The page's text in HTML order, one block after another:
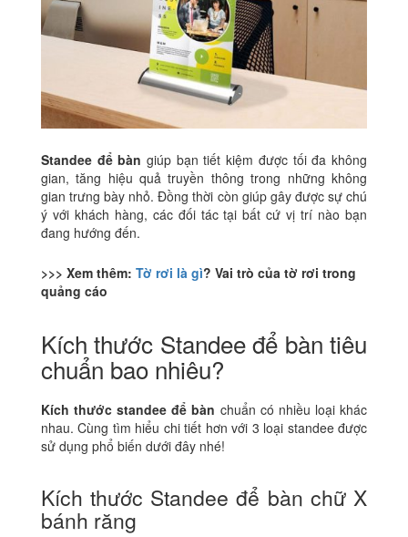
Standee để bàn giúp bạn tiết kiệm được tối đa không
gian, tăng hiệu quả truyền thông trong những không
gian trưng bày nhỏ. Đồng thời còn giúp gây được sự chú
ý với khách hàng, các đối tác tại bất cứ vị trí nào bạn
đang hướng đến.
>>> Xem thêm: Tờ rơi là gì? Vai trò của tờ rơi trong
quảng cáo
Kích thước Standee để bàn tiêu
chuẩn bao nhiêu?
Kích thước standee để bàn chuẩn có nhiều loại khác
nhau. Cùng tìm hiểu chi tiết hơn với 3 loại standee được
sử dụng phổ biến dưới đây nhé!
Kích thước Standee để bàn chữ X
bánh răng